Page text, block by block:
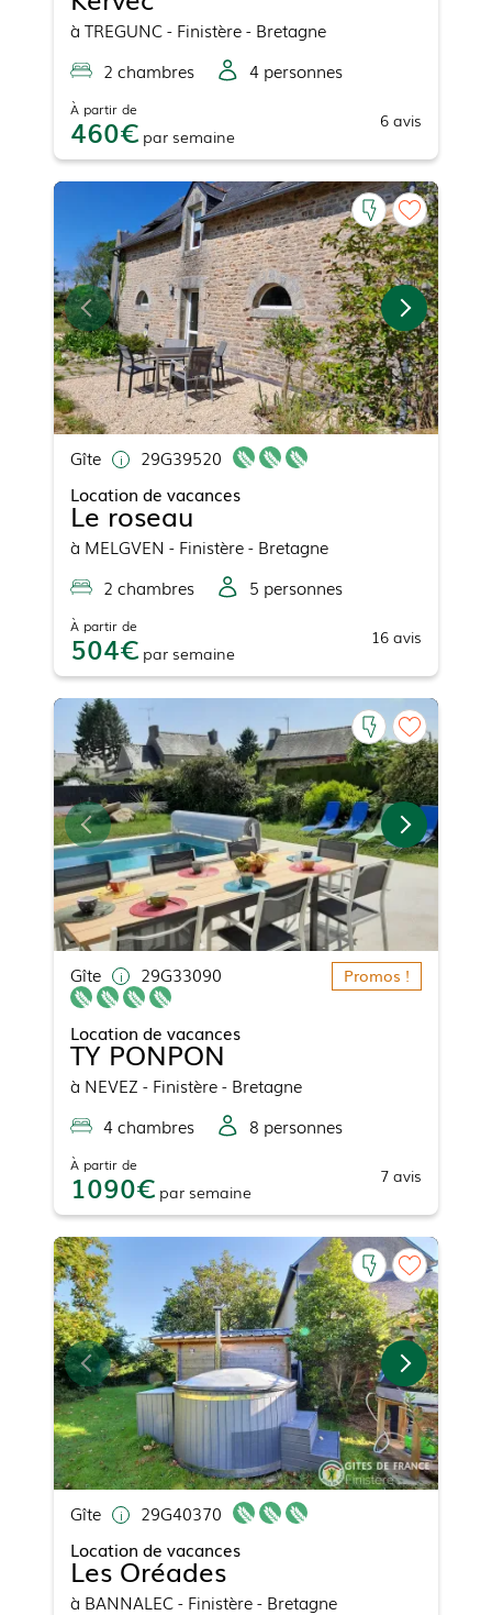
à TREGUNC- Finistère - Bretagne
2 chambres 4 personnes
À partir de
460 par semaine
6 avis
Gîte
29G39520
Location de vacances
Le roseau
à MELGVEN - Finistère - Bretagne
2 chambres 5 personnes
À partir de
504 par semaine
16 avis
Gîte 29G33090 Promos !
Location de vacances
TY PONPON
à NEVEZ - Finistère - Bretagne
4chambres 8 personnes
À partir de
1090 par semaine
7 avis
Gîte
29G40370
Location de vacances
Les Oréades
à BANNALEC- Finistère - Bretagne